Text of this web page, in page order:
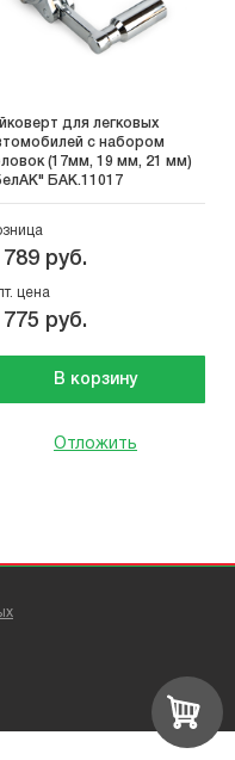
для легковых
с набором
(17мм, 19 мм, 21 мм)
БАК.11017
789 руб.
цена
775 руб.
В корзину
Отложить